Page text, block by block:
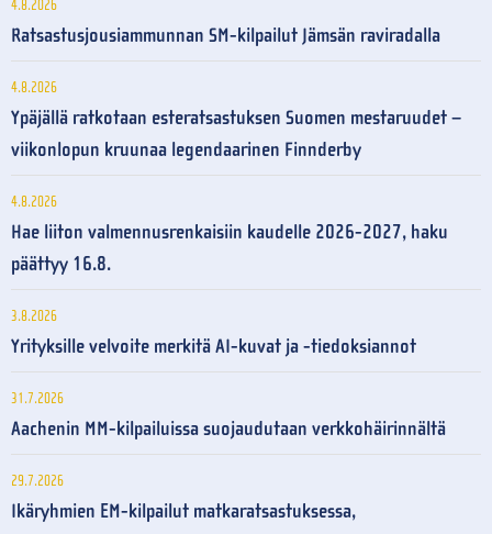
4.8.2026
Ratsastusjousiammunnan SM-kilpailut Jämsän raviradalla
4.8.2026
Ypäjällä ratkotaan esteratsastuksen Suomen mestaruudet –
viikonlopun kruunaa legendaarinen Finnderby
4.8.2026
Hae liiton valmennusrenkaisiin kaudelle 2026-2027, haku
päättyy 16.8.
3.8.2026
Yrityksille velvoite merkitä AI-kuvat ja -tiedoksiannot
31.7.2026
Aachenin MM-kilpailuissa suojaudutaan verkkohäirinnältä
29.7.2026
Ikäryhmien EM-kilpailut matkaratsastuksessa,